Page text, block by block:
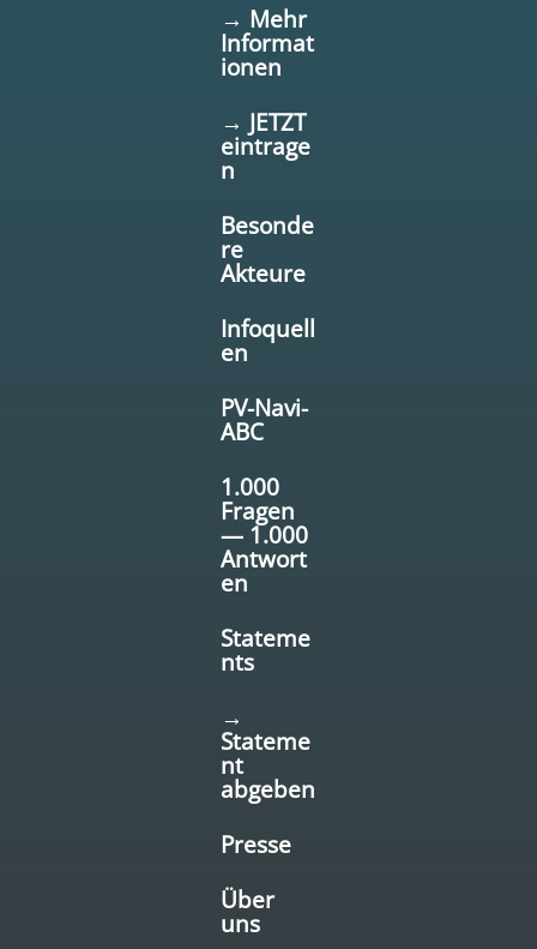
→ Mehr
Informat
ionen
→ JETZT
eintrage
n
Besonde
re
Akteure
Infoquell
en
PV-Navi-
ABC
1.000
Fragen
— 1.000
Antwort
en
Stateme
nts
→
Stateme
nt
abgeben
Presse
Über
uns